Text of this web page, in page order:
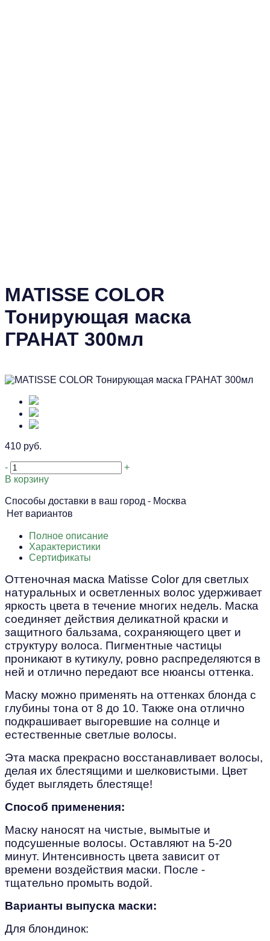
MATISSE COLOR
Тонирующая маска
ГРАНАТ 300мл
410 руб.
-
+
В корзину
Способы доставки в ваш город - Москва
Нет вариантов
Полное описание
Характеристики
Сертификаты
Оттеночная маска Matisse Color для светлых
натуральных и осветленных волос удерживает
яркость цвета в течение многих недель. Маска
соединяет действия деликатной краски и
защитного бальзама, сохраняющего цвет и
структуру волоса. Пигментные частицы
проникают в кутикулу, ровно распределяются в
ней и отлично передают все нюансы оттенка.
Маску можно применять на оттенках блонда с
глубины тона от 8 до 10. Также она отлично
подкрашивает выгоревшие на солнце и
естественные светлые волосы.
Эта маска прекрасно восстанавливает волосы,
делая их блестящими и шелковистыми. Цвет
будет выглядеть блестяще!
Способ применения:
Маску наносят на чистые, вымытые и
подсушенные волосы. Оставляют на 5-20
минут. Интенсивность цвета зависит от
времени воздействия маски. После -
тщательно промыть водой.
Варианты выпуска маски:
Для блондинок: